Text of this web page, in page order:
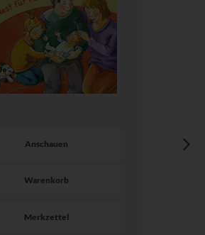
Anschauen
Warenkorb
Merkzettel